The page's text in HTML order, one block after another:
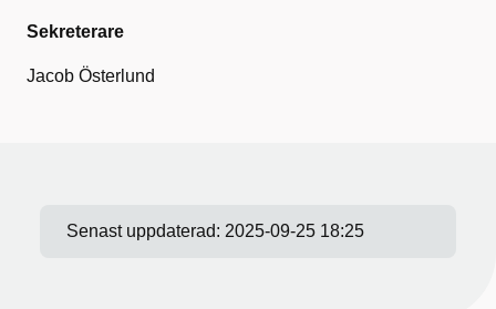
Sekreterare
Jacob Österlund
Senast uppdaterad: 2025-09-25 18:25